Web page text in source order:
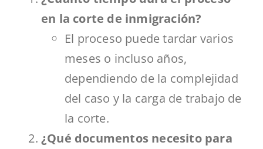
en la corte de inmigración?
El proceso puede tardar varios
meses o incluso años,
dependiendo de la complejidad
del caso y la carga de trabajo de
la corte.
¿Qué documentos necesito para